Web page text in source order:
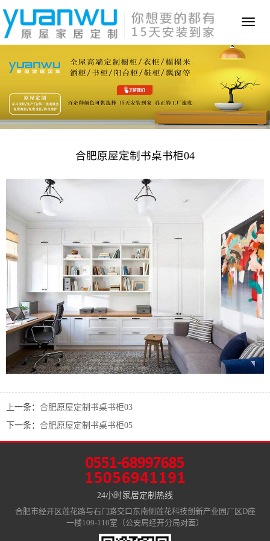
Toggle
合肥原屋定制书桌书柜04
上一条： 合肥原屋定制书桌书柜03
下一条： 合肥原屋定制书桌书柜05
24小时家居定制热线
合肥市经开区莲花路与石门路交口东南侧莲花科技创新产业园厂区D座
一楼109-110室（公安局经开分局对面）